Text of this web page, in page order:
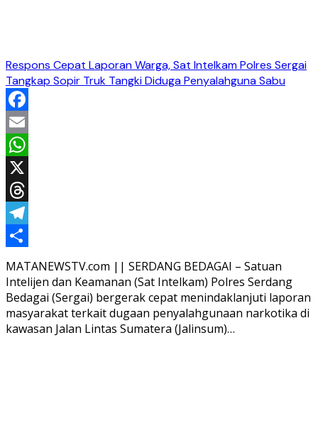
Respons Cepat Laporan Warga, Sat Intelkam Polres Sergai
Tangkap Sopir Truk Tangki Diduga Penyalahguna Sabu
Facebook
Email
WhatsApp
X
Threads
Telegram
Share
MATANEWSTV.com || SERDANG BEDAGAI – Satuan
Intelijen dan Keamanan (Sat Intelkam) Polres Serdang
Bedagai (Sergai) bergerak cepat menindaklanjuti laporan
masyarakat terkait dugaan penyalahgunaan narkotika di
kawasan Jalan Lintas Sumatera (Jalinsum)…